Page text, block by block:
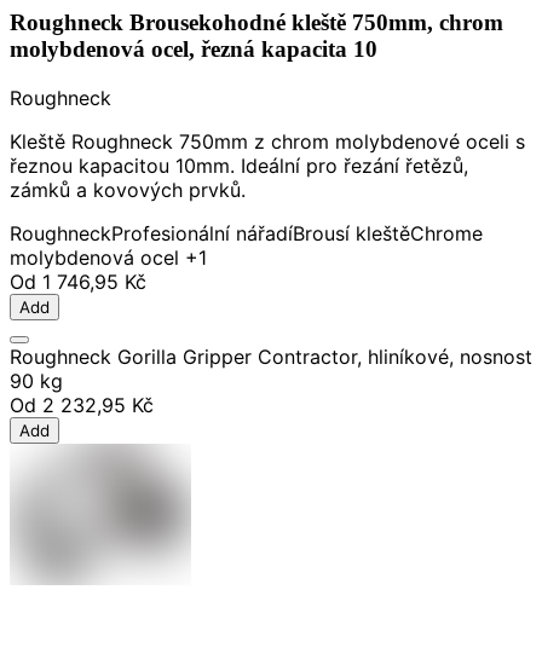
Roughneck Brousekohodné kleště 750mm, chrom
molybdenová ocel, řezná kapacita 10
Roughneck
Kleště Roughneck 750mm z chrom molybdenové oceli s
řeznou kapacitou 10mm. Ideální pro řezání řetězů,
zámků a kovových prvků.
RoughneckProfesionální nářadíBrousí kleštěChrome
molybdenová ocel +1
Od 1 746,95 Kč
Add
Roughneck Gorilla Gripper Contractor, hliníkové, nosnost
90 kg
Od 2 232,95 Kč
Add